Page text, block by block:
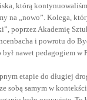
którą
na „nowo”. Kolega,
poprzez Akademię
i powrotu do
nawet pedagogiem w
etapie do długiej
sobą samym w